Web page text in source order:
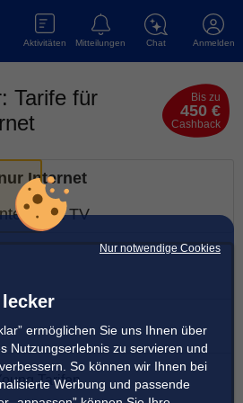
Nur notwendige Cookies
ermöglichen Sie uns Ihnen über
Nutzungserlebnis zu servieren und
So können wir Ihnen bei
Werbung und passende
Anmelden
Chat
Mitteilungen
Aktivitäten
Tarife für
Bis zu
450 €
Cashback
Internet
& TV
Tarifen